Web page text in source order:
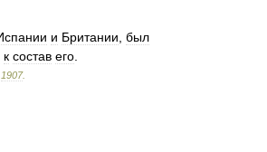
и Британии был
к состав его
1907.